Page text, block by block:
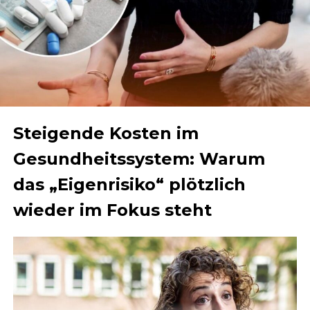
Steigende Kosten im
Gesundheitssystem: Warum
das „Eigenrisiko“ plötzlich
wieder im Fokus steht